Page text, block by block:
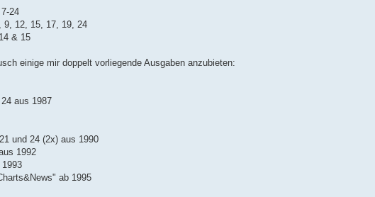
24
9, 12, 15, 17, 19, 24
& 15
einige mir doppelt vorliegende Ausgaben anzubieten:
aus 1987
und 24 (2x) aus 1990
1992
ab 1995